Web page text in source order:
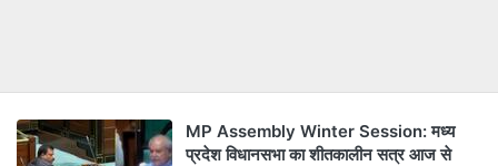
MP Assembly Winter Session: मध्य
प्रदेश विधानसभा का शीतकालीन सत्र आज से